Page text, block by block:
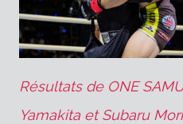
Résultats de ONE
Yamakita et Subaru